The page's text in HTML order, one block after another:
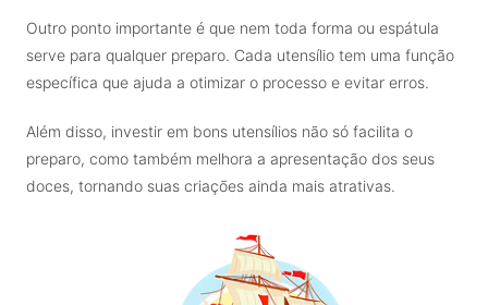
Outro ponto importante é que nem toda forma ou espátula
serve para qualquer preparo. Cada utensílio tem uma função
específica que ajuda a otimizar o processo e evitar erros.
Além disso, investir em bons utensílios não só facilita o
preparo, como também melhora a apresentação dos seus
doces, tornando suas criações ainda mais atrativas.